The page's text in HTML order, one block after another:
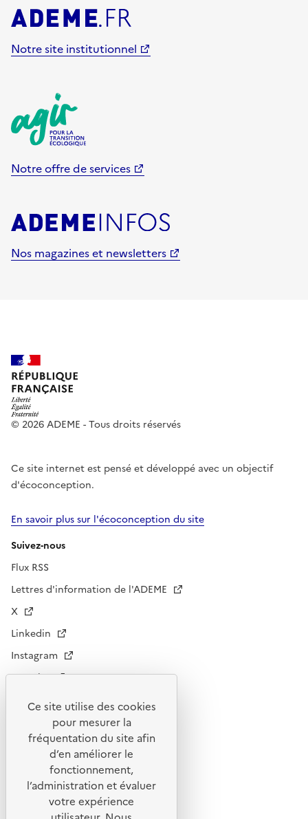
Notre site institutionnel
Notre offre de services
Nos magazines et newsletters
© 2026 ADEME - Tous droits réservés
Ce site internet est pensé et développé avec un objectif
d'écoconception.
En savoir plus sur l'écoconception du site
Suivez-nous
Flux RSS
Lettres d'information de l'ADEME
X
Linkedin
Instagram
Youtube
Liens utiles
Portail de signalement
Foire aux questions
Formulaire de contact
Ce site utilise des cookies
pour mesurer la
fréquentation du site afin
d’en améliorer le
fonctionnement,
l’administration et évaluer
votre expérience